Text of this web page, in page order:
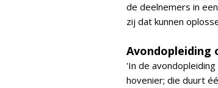
de deelnemers in
zij dat kunnen
Avondopleiding
'In de
hovenier; die duurt